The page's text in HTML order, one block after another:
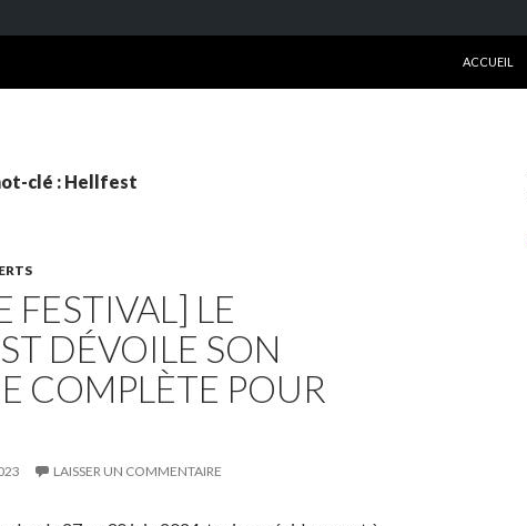
ACCUEIL
clé : Hellfest
FESTIVAL] LE
DÉVOILE SON
COMPLÈTE POUR
LAISSER UN COMMENTAIRE